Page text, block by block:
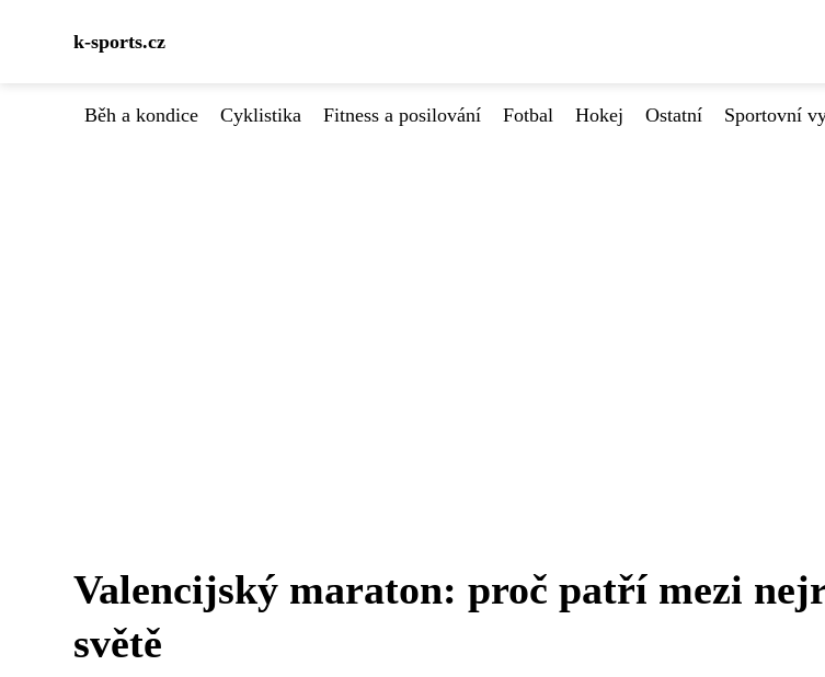
k-sports.cz
Běh a kondice Cyklistika Fitness a posilování Fotbal Hokej Ostatní Sportovní
Valencijský maraton: proč patří mezi
světě